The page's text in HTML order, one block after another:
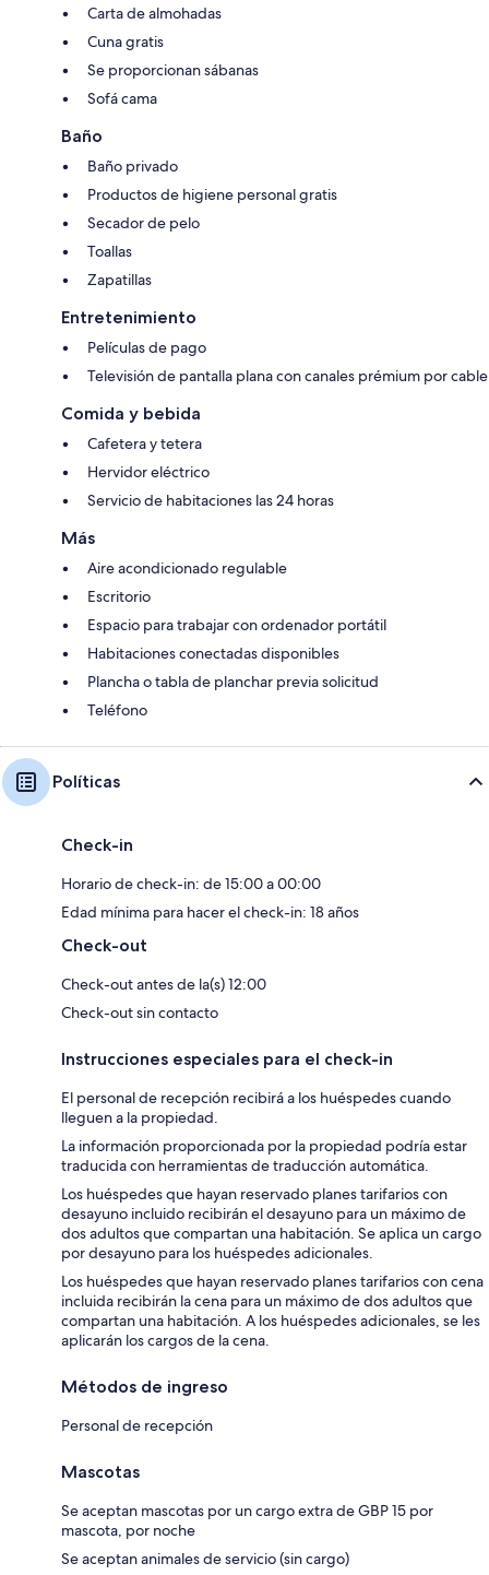
Carta de almohadas
Cuna gratis
Se proporcionan sábanas
Sofá cama
Baño
Baño privado
Productos de higiene personal gratis
Secador de pelo
Toallas
Zapatillas
Entretenimiento
Películas de pago
Televisión de pantalla plana con canales prémium por cable
Comida y bebida
Cafetera y tetera
Hervidor eléctrico
Servicio de habitaciones las 24 horas
Más
Aire acondicionado regulable
Escritorio
Espacio para trabajar con ordenador portátil
Habitaciones conectadas disponibles
Plancha o tabla de planchar previa solicitud
Teléfono
Políticas
Check-in
Horario de check-in: de 15:00 a 00:00
Edad mínima para hacer el check-in: 18 años
Check-out
Check-out antes de la(s) 12:00
Check-out sin contacto
Instrucciones especiales para el check-in
El personal de recepción recibirá a los huéspedes cuando
lleguen a la propiedad.
La información proporcionada por la propiedad podría estar
traducida con herramientas de traducción automática.
Los huéspedes que hayan reservado planes tarifarios con
desayuno incluido recibirán el desayuno para un máximo de
dos adultos que compartan una habitación. Se aplica un cargo
por desayuno para los huéspedes adicionales.
Los huéspedes que hayan reservado planes tarifarios con cena
incluida recibirán la cena para un máximo de dos adultos que
compartan una habitación. A los huéspedes adicionales, se les
aplicarán los cargos de la cena.
Métodos de ingreso
Personal de recepción
Mascotas
Se aceptan mascotas por un cargo extra de GBP 15 por
mascota, por noche
Se aceptan animales de servicio (sin cargo)